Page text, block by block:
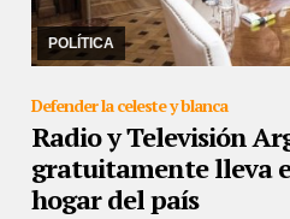
POLÍTICA
Tribunal Oral Federal 2 que lleva a
apuntar sobre el armado judicial ...
Defender la celeste y blanca
Radio y Televisión
gratuitamente lleva
hogar del país